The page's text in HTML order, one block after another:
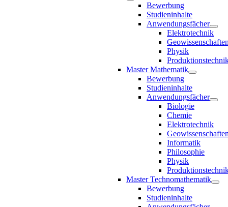
Bewerbung
Studieninhalte
Anwendungsfächer
Elektrotechnik
Physik
Master Mathematik
Bewerbung
Studieninhalte
Anwendungsfächer
Biologie
Chemie
Elektrotechnik
Informatik
Philosophie
Physik
Master Technomathematik
Bewerbung
Studieninhalte